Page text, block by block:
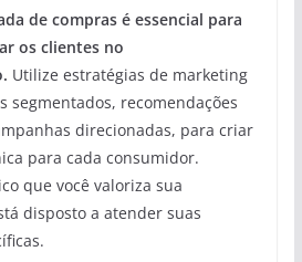
de compras é essencial para
os clientes no
Utilize estratégias de marketing
segmentados, recomendações
direcionadas, para criar
para cada consumidor.
que você valoriza sua
disposto a atender suas